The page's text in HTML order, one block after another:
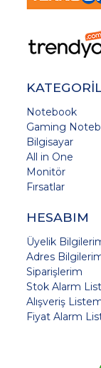
Notebook
Gaming
Bilgisayar
All in One
Monitör
Fırsatlar
HESABIM
Üyelik
Adres
Siparişlerim
Stok Alarm
Alışveriş
Fiyat Alarm